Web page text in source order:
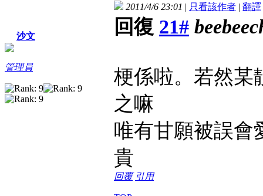
沙文
管理員
2011/4/6 23:01 | 只看該作者 | 翻譯
回復 21#
梗係啦。若然某
之嘛
唯有甘願被誤會
貴
回覆 引用